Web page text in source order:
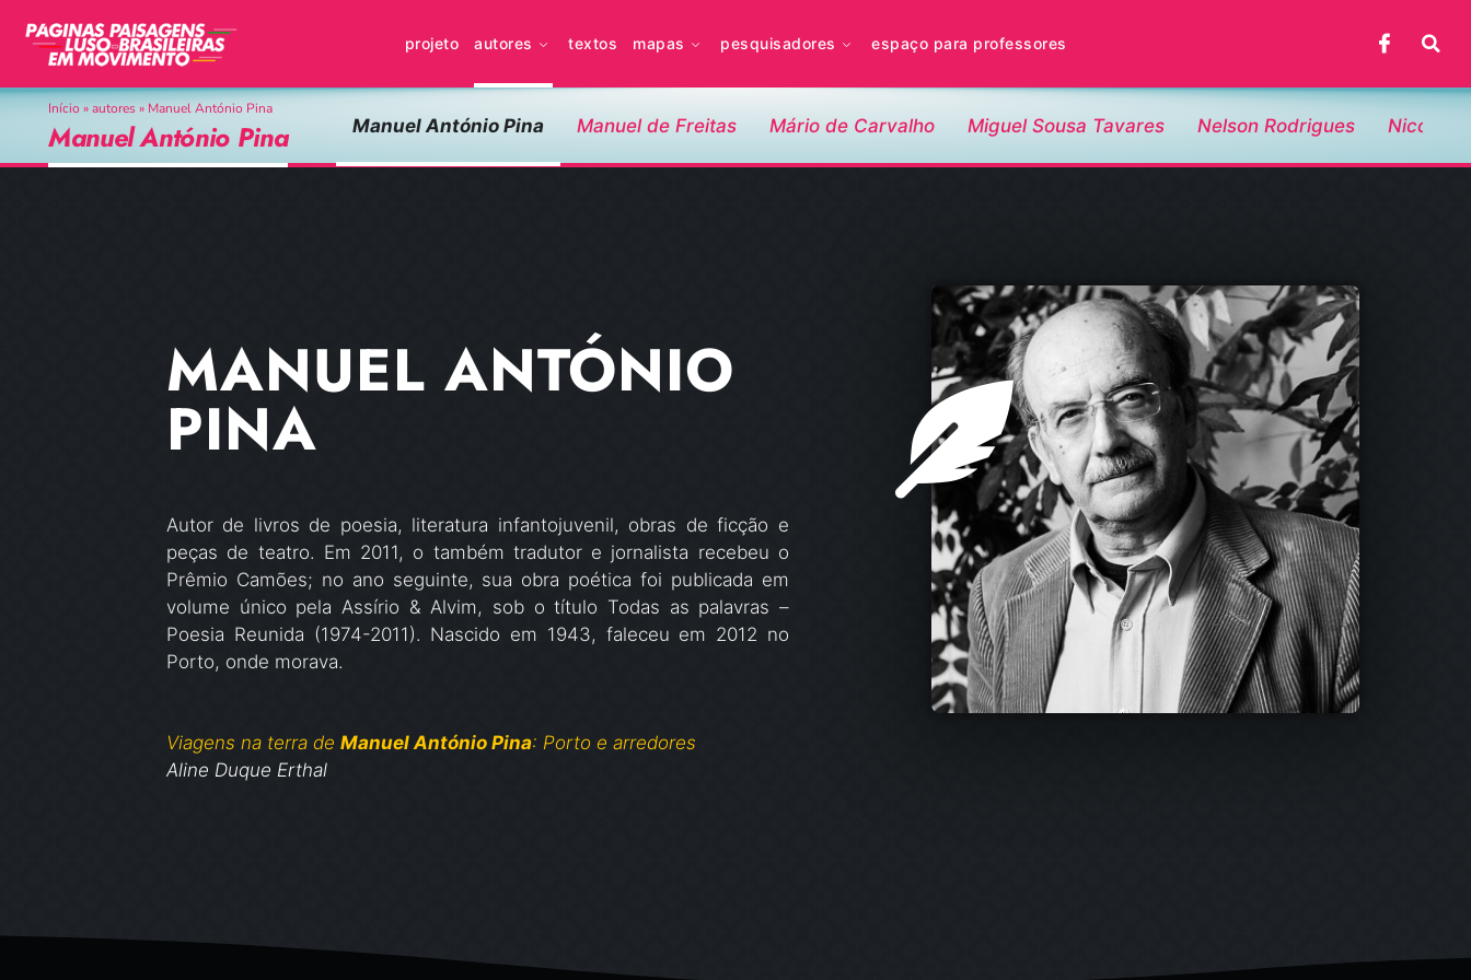
projeto autores textos mapas pesquisadores espaço para professores
Início »autores» Manuel António Pina
Manuel António Pina
Luís Quintais Machado de Assis Manuel António Pina Manuel de Freitas Mário de Carvalho Miguel Sousa Tavares Nelson Rodrigues Nicolas
MANUEL ANTÓNIO
PINA
Autor de livros de poesia, literatura infantojuvenil, obras de ficção e
peças de teatro. Em 2011, o também tradutor e jornalista recebeu o
Prêmio Camões; no ano seguinte, sua obra poética foi publicada em
volume único pela Assírio & Alvim, sob o título Todas as palavras –
Poesia Reunida (1974-2011). Nascido em 1943, faleceu em 2012 no
Porto, onde morava.
Viagens na terra de Manuel António Pina: Porto e arredores
Aline Duque Erthal